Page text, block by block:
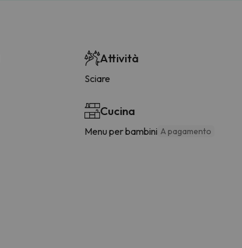
Attività
Sciare
Cucina
Menu per bambini A pagamento